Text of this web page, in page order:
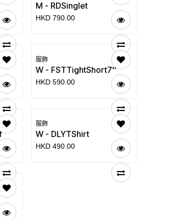
M - RDSinglet
HKD790.00
服飾
W - FSTTightShort7''
HKD590.00
服飾
W - DLYTShirt
HKD490.00